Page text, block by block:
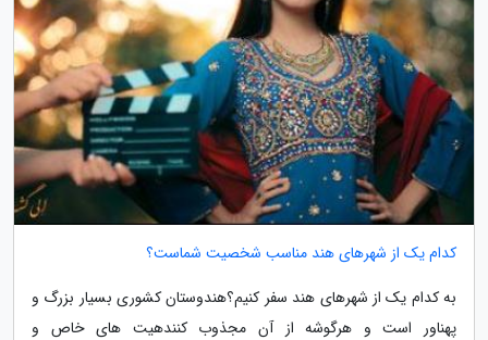
کدام یک از شهرهای هند مناسب شخصیت شماست؟
به کدام یک از شهرهای هند سفر کنیم؟هندوستان کشوری بسیار بزرگ و
پهناور است و هرگوشه از آن مجذوب کنندهیت های خاص و